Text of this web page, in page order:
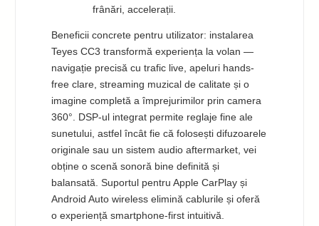
frânări, accelerații.
Beneficii concrete pentru utilizator: instalarea
Teyes CC3 transformă experiența la volan —
navigație precisă cu trafic live, apeluri hands-
free clare, streaming muzical de calitate și o
imagine completă a împrejurimilor prin camera
360°. DSP-ul integrat permite reglaje fine ale
sunetului, astfel încât fie că folosești difuzoarele
originale sau un sistem audio aftermarket, vei
obține o scenă sonoră bine definită și
balansată. Suportul pentru Apple CarPlay și
Android Auto wireless elimină cablurile și oferă
o experiență smartphone-first intuitivă.